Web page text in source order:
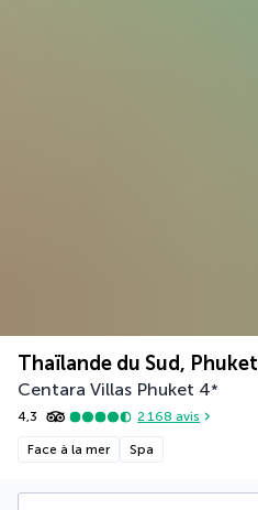
Thaïlande du Sud, Phuket
Centara Villas Phuket 4*
4,3 2 168 avis
Face à la mer Spa